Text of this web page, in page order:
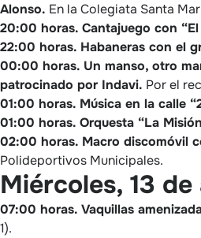
Alonso. En la Colegiata Santa
20:00 horas. Cantajuego con
22:00 horas. Habaneras con el
00:00 horas. Un manso, otro
patrocinado por Indavi. Por el
01:00 horas. Música en la calle
01:00 horas. Orquesta “La
02:00 horas. Macro discomóvil
Polideportivos Municipales.
Miércoles, 13
07:00 horas. Vaquillas
1).